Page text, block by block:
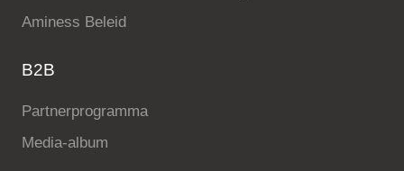
Aminess Beleid
B2B
Partnerprogramma
Media-album